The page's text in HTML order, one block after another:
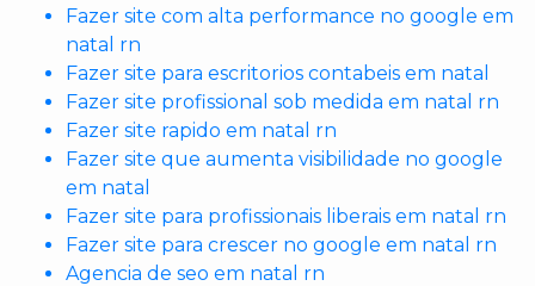
Fazer site com alta performance no google em
natal rn
Fazer site para escritorios contabeis em natal
Fazer site profissional sob medida em natal rn
Fazer site rapido em natal rn
Fazer site que aumenta visibilidade no google
em natal
Fazer site para profissionais liberais em natal rn
Fazer site para crescer no google em natal rn
Agencia de seo em natal rn